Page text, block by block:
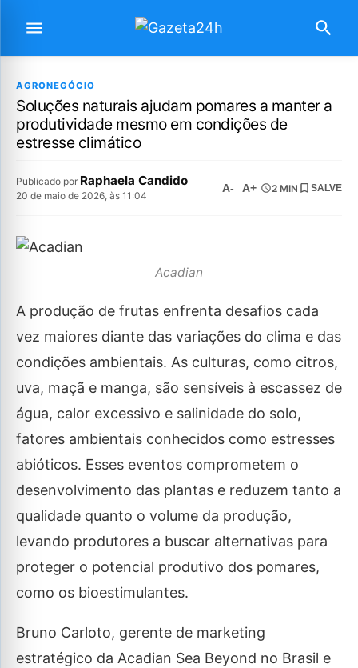
AGRONEGÓCIO
Soluções naturais ajudam pomares a manter a
produtividade mesmo em condições de
estresse climático
Publicado por Raphaela Candido
20 de maio de 2026, às 11:04
A- A+ 2 MIN SALVE
Acadian
A produção de frutas enfrenta desafios cada
vez maiores diante das variações do clima e das
condições ambientais. As culturas, como citros,
uva, maçã e manga, são sensíveis à escassez de
água, calor excessivo e salinidade do solo,
fatores ambientais conhecidos como estresses
abióticos. Esses eventos comprometem o
desenvolvimento das plantas e reduzem tanto a
qualidade quanto o volume da produção,
levando produtores a buscar alternativas para
proteger o potencial produtivo dos pomares,
como os bioestimulantes.
Bruno Carloto, gerente de marketing
estratégico da Acadian Sea Beyond no Brasil e